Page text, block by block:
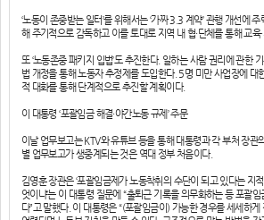
‘노동이 존중받는 일터’를 위해서는 ‘가짜 3.3 계약’ 관행 개선에
해 주기적으로 감독하고 이를 토대로 지역 내 협·단체를 통해 교육
또 ‘노동존중 패키지 입법’도 추진한다. 일하는 사람 권리에 관한
법 개정을 통해 노동자 추정제를 도입한다. 5명 미만 사업장에 대
적 대화를 통해 단계적으로 추진할 계획이다.
이 대통령 ‘포괄임금 해결·야간노동 규제’ 주문
이날 업무보고는 KTV와 유튜브 등을 통해 대통령과 각 부처 장관
별 업무보고가 생중계되는 것은 역대 정부 처음이다.
김영훈 장관은 ‘포괄임금제가 노동착취의 수단이 되고 있다는 지
엇이냐’는 이 대통령 질문에 “출퇴근 기록을 의무화하는 등 포괄
다”고 말했다. 이 대통령은 “(포괄임금이) 가능한 경우를 세세하게